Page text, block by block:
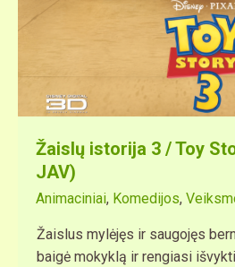
Žaislų istorija 3 / Toy
JAV)
Animaciniai, Komedijos,
Žaislus mylėjęs ir saugojęs
baigė mokyklą ir rengiasi